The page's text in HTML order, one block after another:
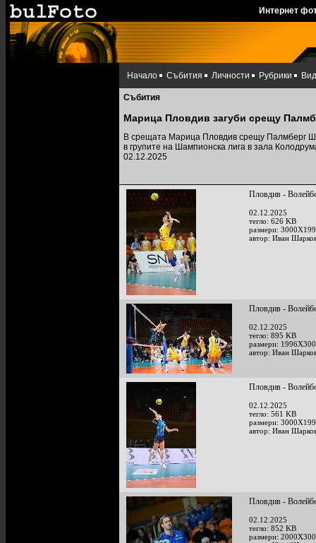
Интернет
Начало Събития Личности Рубрики
Събития
Марица Пловдив загуби срещу
В срещата Марица Пловдив срещу Палмберг
в групите на Шампионска лига в зала
02.12.2025
Пловдив -
02.12.2025
тегло: 626 KB
размери:
автор: Иван
Пловдив -
02.12.2025
тегло: 895 KB
размери:
автор: Иван
Пловдив -
02.12.2025
тегло: 561 KB
размери:
автор: Иван
Пловдив -
02.12.2025
тегло: 852 KB
размери: